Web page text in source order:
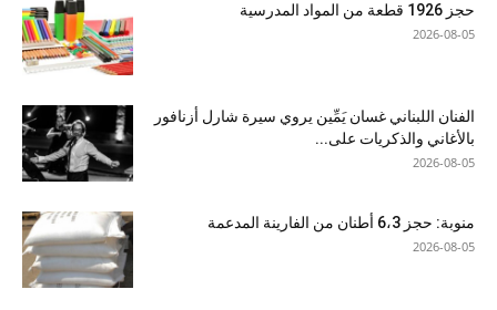
حجز 1926 قطعة من المواد المدرسية
2026-08-05
الفنان اللبناني غسان يَمِّين يروي سيرة شارل أزنافور
بالأغاني والذكريات على...
2026-08-05
منوبة: حجز 6،3 أطنان من الفارينة المدعمة
2026-08-05